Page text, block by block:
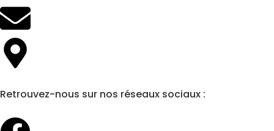
Retrouvez-nous sur nos réseaux sociaux :